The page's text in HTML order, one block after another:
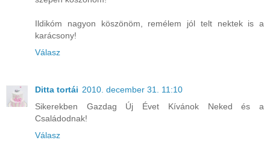
Ildikóm nagyon köszönöm, remélem jól telt nektek is a
karácsony!
Válasz
Ditta tortái 2010. december 31. 11:10
Sikerekben Gazdag Új Évet Kívánok Neked és a
Családodnak!
Válasz